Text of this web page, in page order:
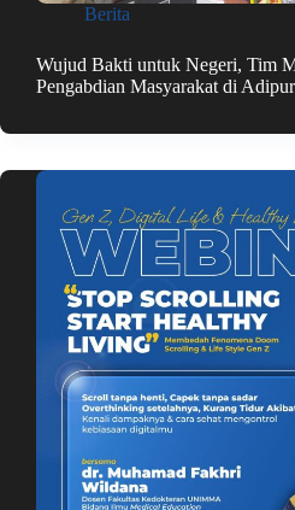
Berita
Wujud Bakti untuk Negeri, Tim
Pengabdian Masyarakat di